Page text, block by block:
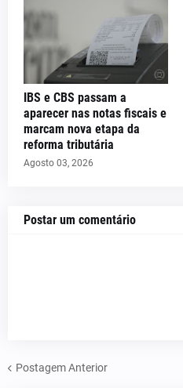
IBS e CBS passam a
aparecer nas notas fiscais e
marcam nova etapa da
reforma tributária
Agosto 03, 2026
Postar um comentário
Postagem Anterior